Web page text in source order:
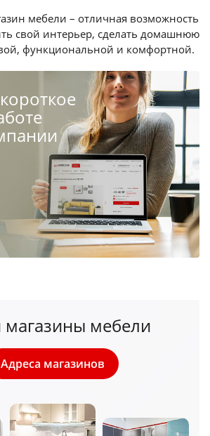
мебели – отличная возможность
свой интерьер, сделать домашнюю
функциональной и комфортной.
мебели
Адреса магазинов